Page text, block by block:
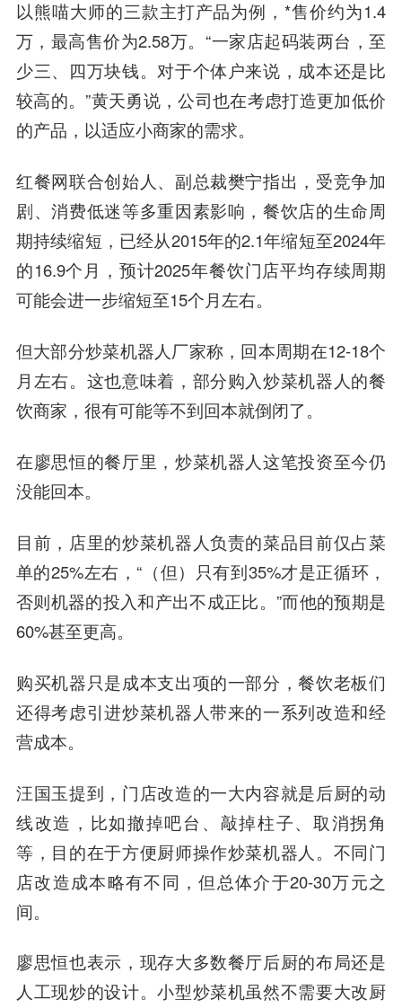
以熊喵大师的三款主打产品为例，*售价约为1.4
万，最高售价为2.58万。“一家店起码装两台，至
少三、四万块钱。对于个体户来说，成本还是比
较高的。”黄天勇说，公司也在考虑打造更加低价
的产品，以适应小商家的需求。
红餐网联合创始人、副总裁樊宁指出，受竞争加
剧、消费低迷等多重因素影响，餐饮店的生命周
期持续缩短，已经从2015年的2.1年缩短至2024年
的16.9个月，预计2025年餐饮门店平均存续周期
可能会进一步缩短至15个月左右。
但大部分炒菜机器人厂家称，回本周期在12-18个
月左右。这也意味着，部分购入炒菜机器人的餐
饮商家，很有可能等不到回本就倒闭了。
在廖思恒的餐厅里，炒菜机器人这笔投资至今仍
没能回本。
目前，店里的炒菜机器人负责的菜品目前仅占菜
单的25%左右，“（但）只有到35%才是正循环，
否则机器的投入和产出不成正比。”而他的预期是
60%甚至更高。
购买机器只是成本支出项的一部分，餐饮老板们
还得考虑引进炒菜机器人带来的一系列改造和经
营成本。
汪国玉提到，门店改造的一大内容就是后厨的动
线改造，比如撤掉吧台、敲掉柱子、取消拐角
等，目的在于方便厨师操作炒菜机器人。不同门
店改造成本略有不同，但总体介于20-30万元之
间。
廖思恒也表示，现存大多数餐厅后厨的布局还是
人工现炒的设计。小型炒菜机虽然不需要大改厨